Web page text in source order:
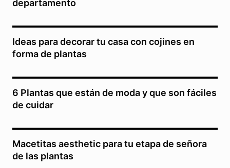
departamento
Ideas para decorar tu casa con cojines en
forma de plantas
6 Plantas que están de moda y que son fáciles
de cuidar
Macetitas aesthetic para tu etapa de señora
de las plantas